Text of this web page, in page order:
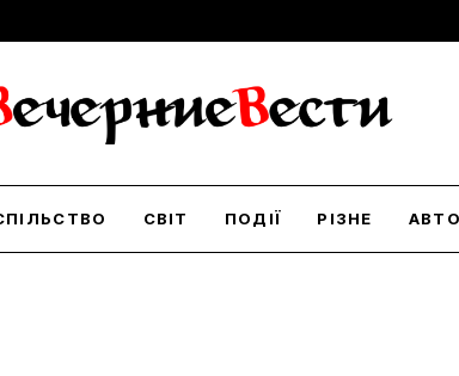
СВІТ ПОДІЇ РІЗНЕ АВТО